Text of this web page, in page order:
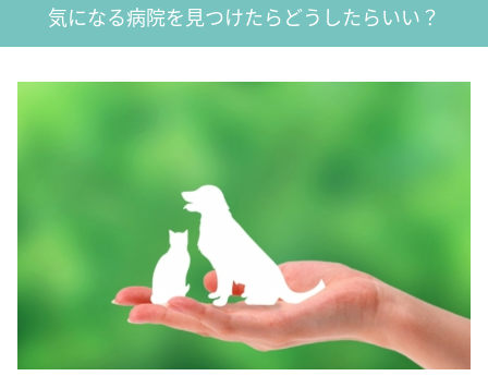
気になる病院を見つけたらどうしたらいい？